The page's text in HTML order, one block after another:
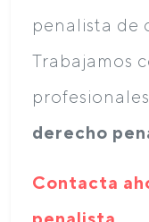
penalista de
Trabajamos
derecho
Contacta